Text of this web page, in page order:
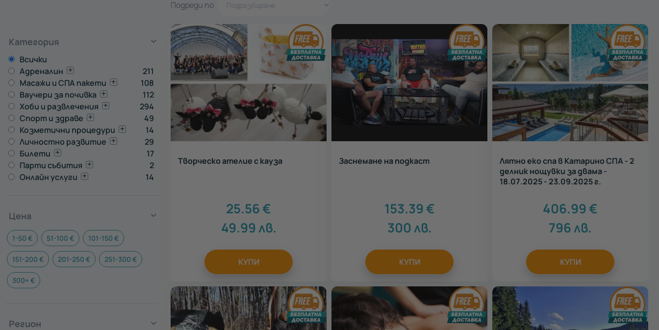
Подреди по
Категория
Всички
Адреналин
211
Масажи и СПА пакети
108
Ваучери за почивка
112
Хоби и развлечения
294
Спорт и здраве
49
Козметични процедури
14
Личностно развитие
29
Билети
17
Парти събития
2
Онлайн услуги
14
Цена
1-50 € 51-100 € 101-150 €
151-200 € 201-250 € 251-300 €
300+ €
Регион
Творческо ателие с кауза
25.56€
49.99лв.
КУПИ
Заснемане на подкаст
153.39€
300лв.
КУПИ
Лятно еко спа в Катарино СПА - 2
делник нощувки за двама -
18.07.2025 - 23.09.2025 г.
406.99€
796лв.
КУПИ